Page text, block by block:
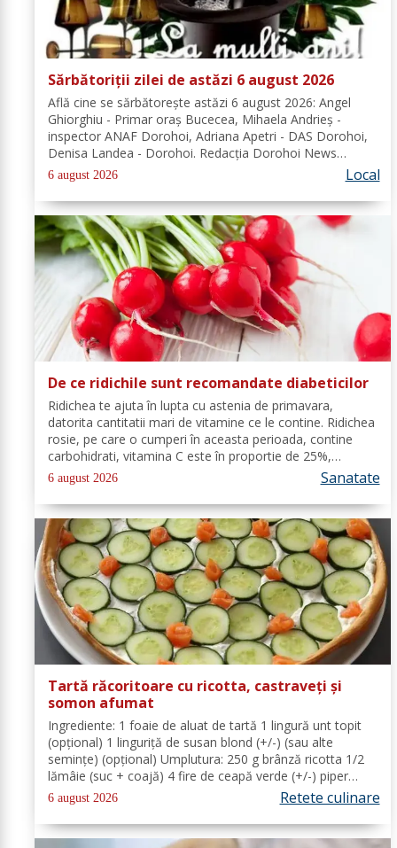
Sărbătoriții zilei de astăzi 6 august 2026
Află cine se sărbătoreşte astăzi 6 august 2026: Angel
Ghiorghiu - Primar oraș Bucecea, Mihaela Andrieș -
inspector ANAF Dorohoi, Adriana Apetri - DAS Dorohoi,
Denisa Landea - Dorohoi. Redacția Dorohoi News
urează tuturor La mulți ani! Completează lista
sărbătoriților din Dorohoi, la...
6 august 2026 Local
De ce ridichile sunt recomandate diabeticilor
Ridichea te ajuta în lupta cu astenia de primavara,
datorita cantitatii mari de vitamine ce le contine. Ridichea
rosie, pe care o cumperi în aceasta perioada, contine
carbohidrati, vitamina C este în proportie de 25%,
vitamina B, acid folic, potasiu, magneziu si multe alte
componente ce-ti sunt de...
6 august 2026 Sanatate
Tartă răcoritoare cu ricotta, castraveți și
somon afumat
Ingrediente: 1 foaie de aluat de tartă 1 lingură unt topit
(opțional) 1 linguriță de susan blond (+/-) (sau alte
semințe) (opțional) Umplutura: 250 g brânză ricotta 1/2
lămâie (suc + coajă) 4 fire de ceapă verde (+/-) piper
Toppinguri: 1 castravete 80 gr somon afumat 1 linguriță
semințe de susan...
6 august 2026 Retete culinare